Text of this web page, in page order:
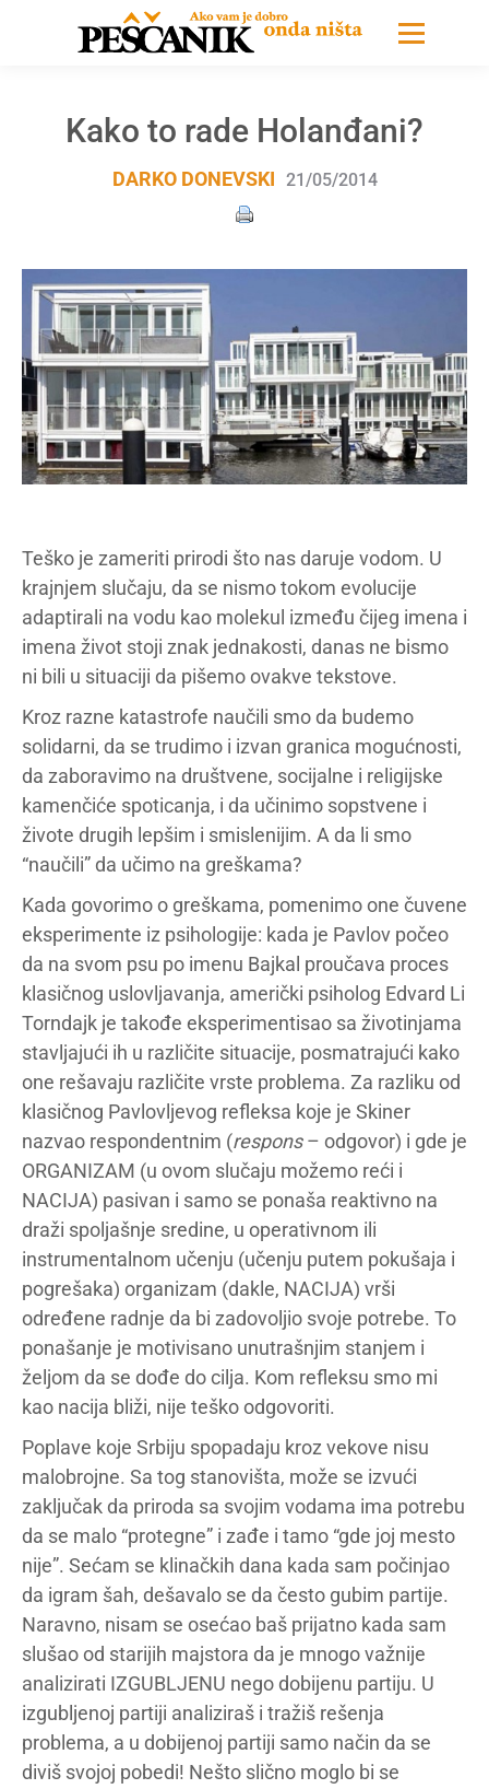
Kako to rade Holanđani?
DARKO DONEVSKI 21/05/2014
Teško je zameriti prirodi što nas daruje vodom. U
krajnjem slučaju, da se nismo tokom evolucije
adaptirali na vodu kao molekul između čijeg imena i
imena život stoji znak jednakosti, danas ne bismo
ni bili u situaciji da pišemo ovakve tekstove.
Kroz razne katastrofe naučili smo da budemo
solidarni, da se trudimo i izvan granica mogućnosti,
da zaboravimo na društvene, socijalne i religijske
kamenčiće spoticanja, i da učinimo sopstvene i
živote drugih lepšim i smislenijim. A da li smo
“naučili” da učimo na greškama?
Kada govorimo o greškama, pomenimo one čuvene
eksperimente iz psihologije: kada je Pavlov počeo
da na svom psu po imenu Bajkal proučava proces
klasičnog uslovljavanja, američki psiholog Edvard Li
Torndajk je takođe eksperimentisao sa životinjama
stavljajući ih u različite situacije, posmatrajući kako
one rešavaju različite vrste problema. Za razliku od
klasičnog Pavlovljevog refleksa koje je Skiner
nazvao respondentnim (respons– odgovor) i gde je
ORGANIZAM (u ovom slučaju možemo reći i
NACIJA) pasivan i samo se ponaša reaktivno na
draži spoljašnje sredine, u operativnom ili
instrumentalnom učenju (učenju putem pokušaja i
pogrešaka) organizam (dakle, NACIJA) vrši
određene radnje da bi zadovoljio svoje potrebe. To
ponašanje je motivisano unutrašnjim stanjem i
željom da se dođe do cilja. Kom refleksu smo mi
kao nacija bliži, nije teško odgovoriti.
Poplave koje Srbiju spopadaju kroz vekove nisu
malobrojne. Sa tog stanovišta, može se izvući
zaključak da priroda sa svojim vodama ima potrebu
da se malo “protegne” i zađe i tamo “gde joj mesto
nije”. Sećam se klinačkih dana kada sam počinjao
da igram šah, dešavalo se da često gubim partije.
Naravno, nisam se osećao baš prijatno kada sam
slušao od starijih majstora da je mnogo važnije
analizirati IZGUBLJENU nego dobijenu partiju. U
izgubljenoj partiji analiziraš i tražiš rešenja
problema, a u dobijenoj partiji samo način da se
diviš svojoj pobedi! Nešto slično moglo bi se